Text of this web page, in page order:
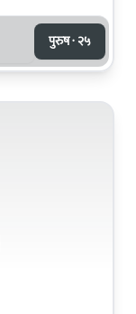
पुरुष · २५